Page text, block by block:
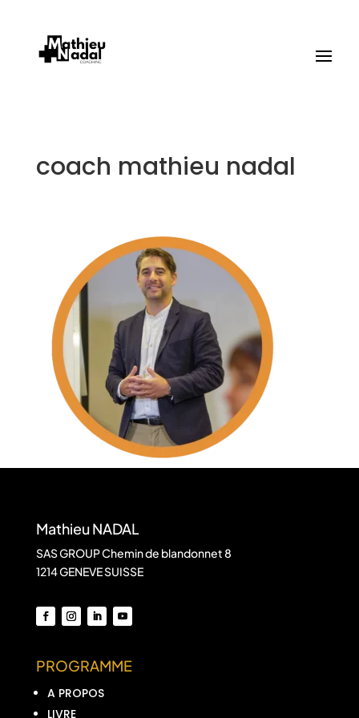
coach mathieu nadal
Mathieu NADAL
SAS GROUP Chemin de blandonnet 8
1214 GENEVE SUISSE
PROGRAMME
A PROPOS
LIVRE